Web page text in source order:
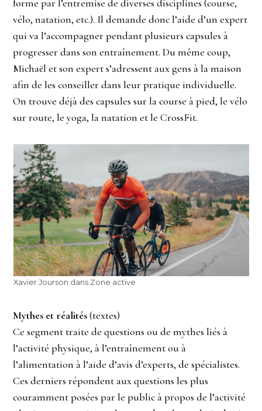
forme par l’entremise de diverses disciplines (course,
vélo, natation, etc.). Il demande donc l’aide d’un expert
qui va l’accompagner pendant plusieurs capsules à
progresser dans son entraînement. Du même coup,
Michaël et son expert s’adressent aux gens à la maison
afin de les conseiller dans leur pratique individuelle.
On trouve déjà des capsules sur la course à pied, le vélo
sur route, le yoga, la natation et le CrossFit.
Xavier Jourson dans Zone active
Mythes et réalités(textes)
Ce segment traite de questions ou de mythes liés à
l’activité physique, à l’entraînement ou à
l’alimentation à l’aide d’avis d’experts, de spécialistes.
Ces derniers répondent aux questions les plus
couramment posées par le public à propos de l’activité